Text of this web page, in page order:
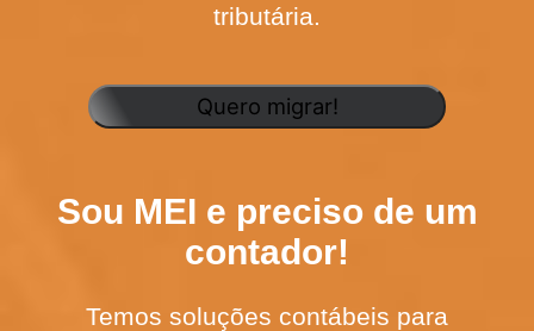
tributária.
Quero migrar!
Sou MEI e preciso de um
contador!
Temos soluções contábeis para